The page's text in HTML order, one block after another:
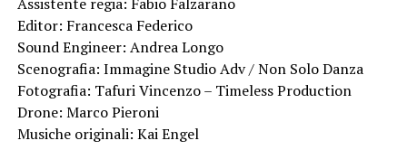
Editor: Francesca Federico
Sound Engineer: Andrea Longo
Scenografia: Immagine Studio Adv / Non Solo Danza
Fotografia: Tafuri Vincenzo – Timeless Production
Drone: Marco Pieroni
Musiche originali: Kai Engel